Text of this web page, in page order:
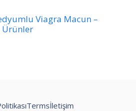
Viagra Macun –
Ürünler
Termsİletişim